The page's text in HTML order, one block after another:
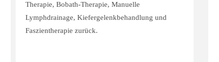
Therapie, Bobath-Therapie, Manuelle
Lymphdrainage, Kiefergelenkbehandlung und
Faszientherapie zurück.